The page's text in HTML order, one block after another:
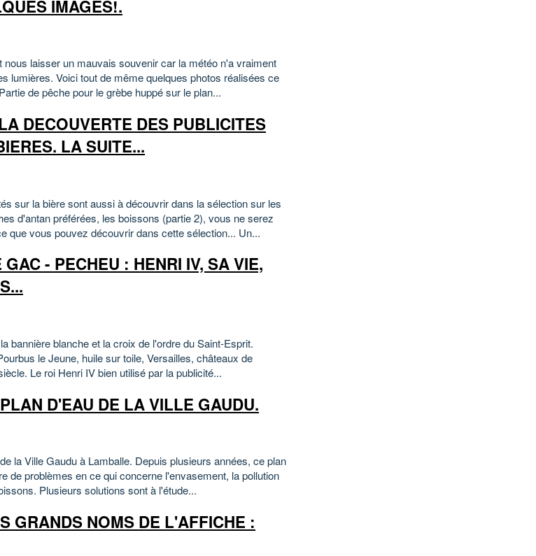
IMAGES!.
nous laisser un mauvais souvenir car la météo n'a vraiment
lumières. Voici tout de même quelques photos réalisées ce
de pêche pour le grèbe huppé sur le plan...
DECOUVERTE DES PUBLICITES
LA SUITE...
sur la bière sont aussi à découvrir dans la sélection sur les
d'antan préférées, les boissons (partie 2), vous ne serez
que vous pouvez découvrir dans cette sélection... Un...
- PECHEU : HENRI IV, SA VIE,
bannière blanche et la croix de l'ordre du Saint-Esprit.
le Jeune, huile sur toile, Versailles, châteaux de
Le roi Henri IV bien utilisé par la publicité...
D'EAU DE LA VILLE GAUDU.
la Ville Gaudu à Lamballe. Depuis plusieurs années, ce plan
de problèmes en ce qui concerne l'envasement, la pollution
Plusieurs solutions sont à l'étude...
GRANDS NOMS DE L'AFFICHE :